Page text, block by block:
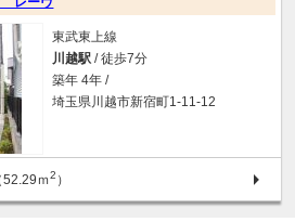
東武東上線
川越駅 / 徒歩7分
築年 4年 /
埼玉県川越市新宿町1-11-12
ｍ2 ）